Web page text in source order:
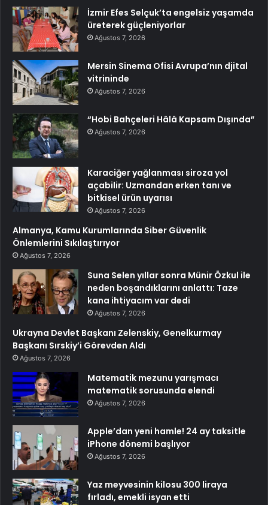
İzmir Efes Selçuk’ta engelsiz yaşamda
üreterek güçleniyorlar
Ağustos 7, 2026
Mersin Sinema Ofisi Avrupa’nın djital
vitrininde
Ağustos 7, 2026
“Hobi Bahçeleri Hâlâ Kapsam Dışında”
Ağustos 7, 2026
Karaciğer yağlanması siroza yol
açabilir: Uzmandan erken tanı ve
bitkisel ürün uyarısı
Ağustos 7, 2026
Almanya, Kamu Kurumlarında Siber Güvenlik
Önlemlerini Sıkılaştırıyor
Ağustos 7, 2026
Suna Selen yıllar sonra Münir Özkul ile
neden boşandıklarını anlattı: Taze
kana ihtiyacım var dedi
Ağustos 7, 2026
Ukrayna Devlet Başkanı Zelenskiy, Genelkurmay
Başkanı Sırskiy’i Görevden Aldı
Ağustos 7, 2026
Matematik mezunu yarışmacı
matematik sorusunda elendi
Ağustos 7, 2026
Apple’dan yeni hamle! 24 ay taksitle
iPhone dönemi başlıyor
Ağustos 7, 2026
Yaz meyvesinin kilosu 300 liraya
fırladı, emekli isyan etti